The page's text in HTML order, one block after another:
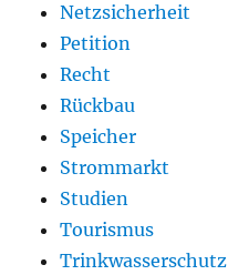
Netzsicherheit
Petition
Recht
Rückbau
Speicher
Strommarkt
Studien
Tourismus
Trinkwasserschutz